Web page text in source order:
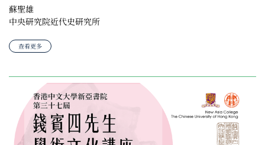
蘇聖雄
中央研究院近代史研究所
查看更多